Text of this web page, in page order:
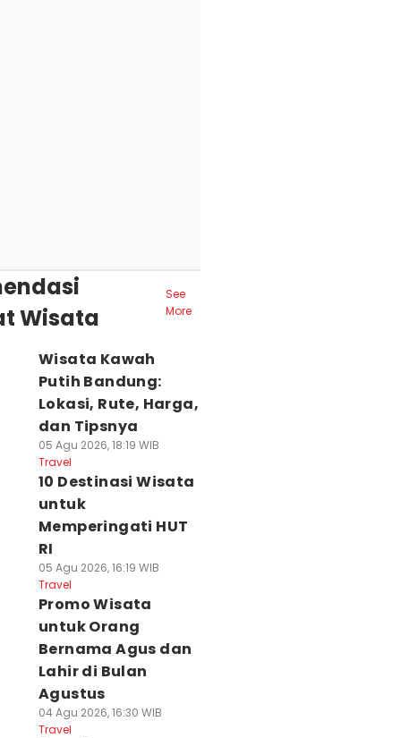
Wisata
See
More
Wisata Kawah
Putih Bandung:
Lokasi, Rute, Harga,
dan Tipsnya
05 Agu 2026, 18:19 WIB
Travel
10 Destinasi Wisata
untuk
Memperingati HUT
RI
05 Agu 2026, 16:19 WIB
Travel
Promo Wisata
untuk Orang
Bernama Agus dan
Lahir di Bulan
Agustus
04 Agu 2026, 16:30 WIB
Travel